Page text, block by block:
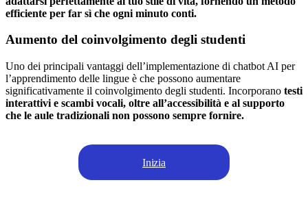
efficiente per far sì che ogni minuto conti.
Aumento del coinvolgimento degli studenti
Uno dei principali vantaggi dell’implementazione di chatbot AI per
l’apprendimento delle lingue è che possono aumentare
significativamente il coinvolgimento degli studenti. Incorporano testi
interattivi e scambi vocali, oltre all’accessibilità e al supporto
che le aule tradizionali non possono sempre fornire.
Inizia